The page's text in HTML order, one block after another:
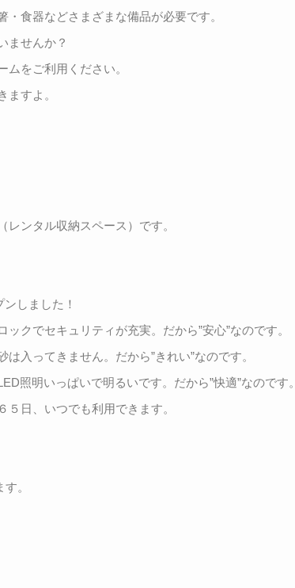
食器などさまざまな備品が必要です。
ませんか？
をご利用ください。
ますよ。
ンタル収納スペース）です。
しました！
クでセキュリティが充実。だから”安心”なのです。
入ってきません。だから”きれい”なのです。
照明いっぱいで明るいです。だから”快適”なのです。
日、いつでも利用できます。
。